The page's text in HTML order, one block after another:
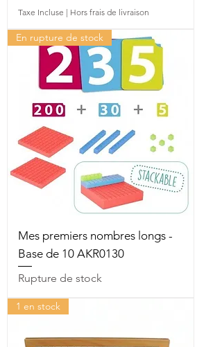
Taxe Incluse | Hors frais de livraison
En rupture de stock
Mes premiers nombres longs -
Base de 10 AKR0130
Rupture de stock
1 en stock